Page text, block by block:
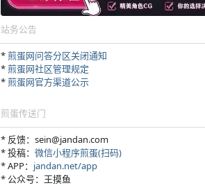
站务公告
*煎蛋网问答分区关闭通知
*煎蛋网社区管理规定
*煎蛋网官方渠道公示
煎蛋传送门
* 反馈：sein@jandan.com
* 投稿： 微信小程序煎蛋(扫码)
* APP： jandan.net/app
* 公众号：王摸鱼